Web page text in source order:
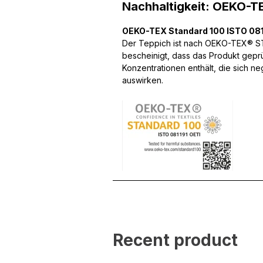
Nachhaltigkeit: OEKO-
OEKO-TEX Standard 100 ISTO
Der Teppich ist nach OEKO-TEX®
bescheinigt, dass das Produkt
Konzentrationen enthält, die sich
auswirken.
Recent product
Wir verwenden Cookies,
können und um unseren
Website an unsere
mit weiteren Daten
Dienste gesammelt haben.
Notwendig
Notwendige Cookies sind
Beispiel das Bereitstellen
speichern keine